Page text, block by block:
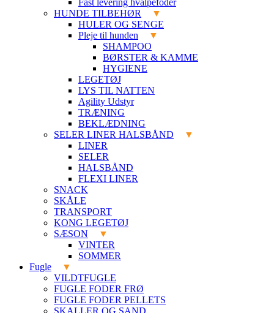
Fast levering hvalpefoder
HUNDE TILBEHØR
HULER OG SENGE
Pleje til hunden
SHAMPOO
BØRSTER & KAMME
HYGIENE
LEGETØJ
LYS TIL NATTEN
Agility Udstyr
TRÆNING
BEKLÆDNING
SELER LINER HALSBÅND
LINER
SELER
HALSBÅND
FLEXI LINER
SNACK
SKÅLE
TRANSPORT
KONG LEGETØJ
SÆSON
VINTER
SOMMER
Fugle
VILDTFUGLE
FUGLE FODER FRØ
FUGLE FODER PELLETS
SKALLER OG SAND